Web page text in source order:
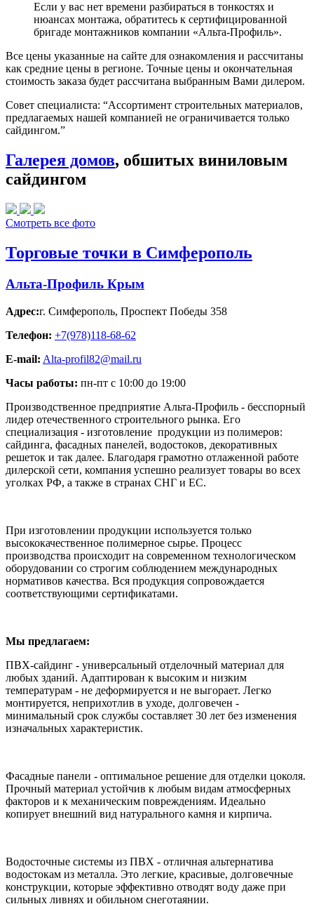
Если у вас нет времени разбираться в тонкостях и
нюансах монтажа, обратитесь к сертифицированной
бригаде монтажников компании «Альта-Профиль».
Все цены указанные на сайте для ознакомления и рассчитаны
как средние цены в регионе. Точные цены и окончательная
стоимость заказа будет рассчитана выбранным Вами дилером.
Совет специалиста: “Ассортимент строительных материалов,
предлагаемых нашей компанией не ограничивается только
сайдингом.”
Галерея домов, обшитых виниловым
сайдингом
Смотреть все фото
Торговые точки в Симферополь
Альта-Профиль Крым
Адрес:г. Симферополь, Проспект Победы 358
Телефон: +7(978)118-68-62
E-mail: Alta-profil82@mail.ru
Часы работы: пн-пт с 10:00 до 19:00
Производственное предприятие Альта-Профиль - бесспорный
лидер отечественного строительного рынка. Его
специализация - изготовление продукции из полимеров:
сайдинга, фасадных панелей, водостоков, декоративных
решеток и так далее. Благодаря грамотно отлаженной работе
дилерской сети, компания успешно реализует товары во всех
уголках РФ, а также в странах СНГ и ЕС.
При изготовлении продукции используется только
высококачественное полимерное сырье. Процесс
производства происходит на современном технологическом
оборудовании со строгим соблюдением международных
нормативов качества. Вся продукция сопровождается
соответствующими сертификатами.
Мы предлагаем:
ПВХ-сайдинг - универсальный отделочный материал для
любых зданий. Адаптирован к высоким и низким
температурам - не деформируется и не выгорает. Легко
монтируется, неприхотлив в уходе, долговечен -
минимальный срок службы составляет 30 лет без изменения
изначальных характеристик.
Фасадные панели - оптимальное решение для отделки цоколя.
Прочный материал устойчив к любым видам атмосферных
факторов и к механическим повреждениям. Идеально
копирует внешний вид натурального камня и кирпича.
Водосточные системы из ПВХ - отличная альтернатива
водостокам из металла. Это легкие, красивые, долговечные
конструкции, которые эффективно отводят воду даже при
сильных ливнях и обильном снеготаянии.